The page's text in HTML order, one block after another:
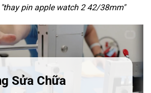
thay pin apple watch 2 42/38mm"
Sửa Chữa